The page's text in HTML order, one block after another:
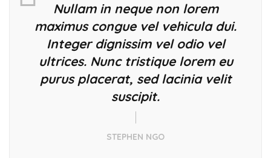
Nullam in neque non lorem
maximus congue vel vehicula dui.
Integer dignissim vel odio vel
ultrices. Nunc tristique lorem eu
purus placerat, sed lacinia velit
suscipit.
STEPHEN NGO